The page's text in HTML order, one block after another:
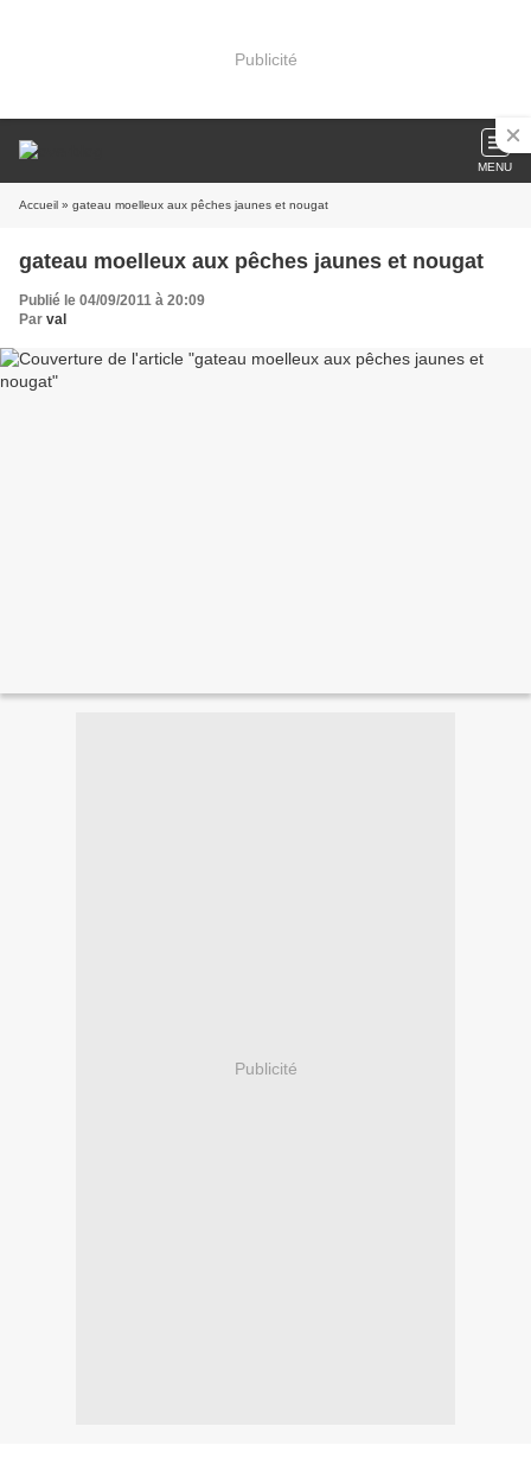
Publicité
MENU
Accueil » gateau moelleux aux pêches jaunes et nougat
gateau moelleux aux pêches jaunes et nougat
Publié le 04/09/2011 à 20:09
Par val
Publicité